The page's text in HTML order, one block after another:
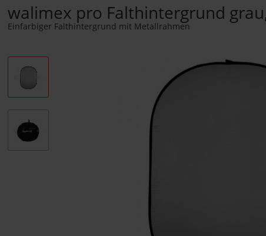
walimex pro Falthintergrund
Einfarbiger Falthintergrund mit Metallrahmen